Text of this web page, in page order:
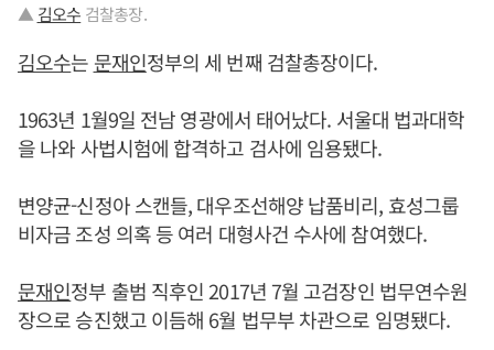
▲ 김오수 검찰총장.
김오수는 문재인정부의 세 번째 검찰총장이다.
1963년 1월9일 전남 영광에서 태어났다. 서울대 법과대학
을 나와 사법시험에 합격하고 검사에 임용됐다.
변양균-신정아 스캔들, 대우조선해양 납품비리, 효성그룹
비자금 조성 의혹 등 여러 대형사건 수사에 참여했다.
문재인정부 출범 직후인 2017년 7월 고검장인 법무연수원
장으로 승진했고 이듬해 6월 법무부 차관으로 임명됐다.